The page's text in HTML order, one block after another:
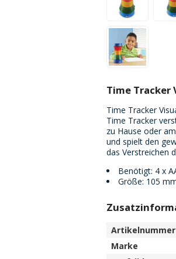
Time Tracker
Time Tracker
Time Tracker
zu Hause oder
und spielt den
das Verstreichen
Benötigt: 4 x
Größe: 105
Artikelnummer
Marke